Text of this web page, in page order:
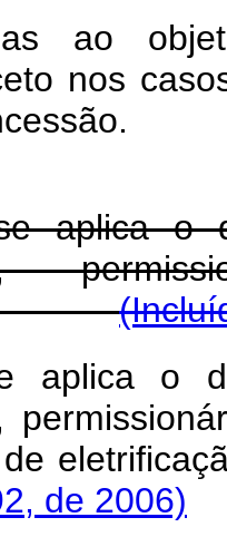
ao
nos
aplica o
aplica o
de
de 2006)